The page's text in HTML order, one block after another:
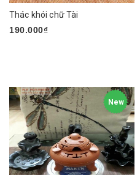
Thác khói chữ Tài
190.000₫
New